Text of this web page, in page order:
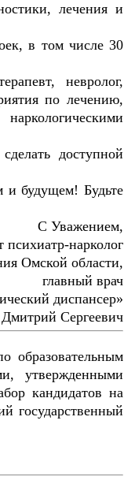
лечения и
в том числе 30
невролог,
по лечению,
доступной
и будущем! Будьте
С Уважением,
нарколог
Омской области,
главный врач
диспансер»
Сергеевич
образовательным
утвержденными
кандидатов на
государственный